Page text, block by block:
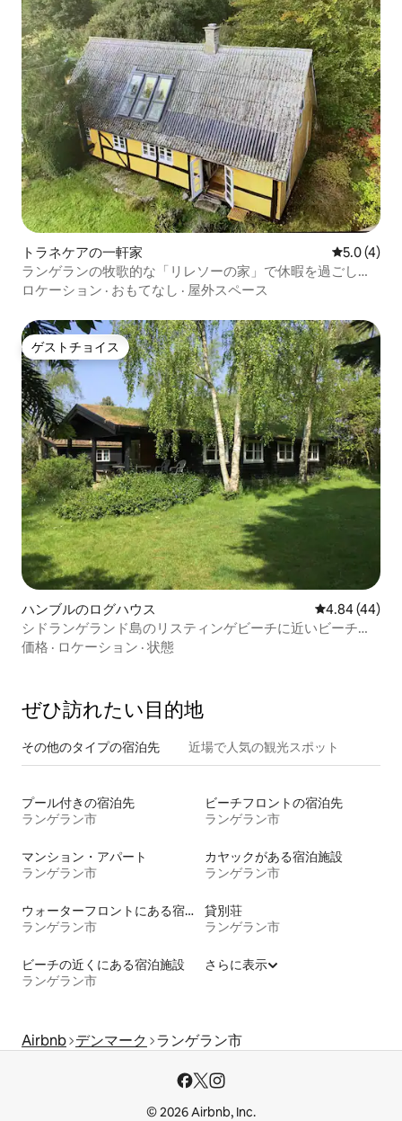
トラネケアの一軒家 レビュー4
5.0 (4)
ランゲランの牧歌的な「リレソーの家」で休暇を過ごしま
しょう
ロケーション · おもてなし · 屋外スペース
ゲストチョイス
ゲストチョイス
ハンブルのログハウス レビュー44
4.84 (44)
シドランゲランド島のリスティンゲビーチに近いビーチハ
ウス。
価格 · ロケーション · 状態
ぜひ訪⁠れ⁠た⁠い目⁠的⁠地
その他のタ⁠イ⁠プ⁠の宿⁠泊⁠先 近場で人気の観光スポット
プール付きの宿泊先
ランゲラン市
ビーチフロントの宿泊先
ランゲラン市
マンション・アパート
ランゲラン市
カヤックがある宿泊施設
ランゲラン市
ウォーターフロントにある宿泊施設
ランゲラン市
貸別荘
ランゲラン市
ビーチの近くにある宿泊施設
ランゲラン市
さらに表示
Airbnb デンマーク ランゲラン市
© 2026 Airbnb, Inc.